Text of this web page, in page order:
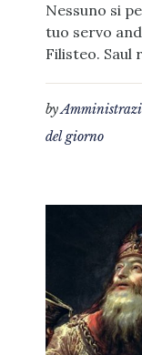
Nessuno si
tuo servo
Filisteo. Saul
by
del giorno